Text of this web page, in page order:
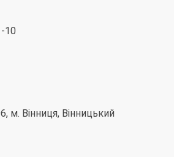
10
м. Вінниця, Вінницький